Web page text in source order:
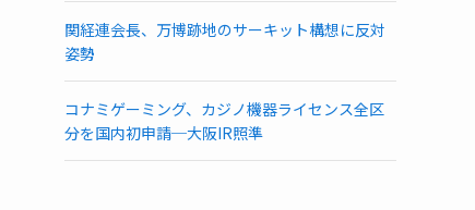
関経連会長、万博跡地のサーキット構想に反対
姿勢
コナミゲーミング、カジノ機器ライセンス全区
分を国内初申請─大阪IR照準